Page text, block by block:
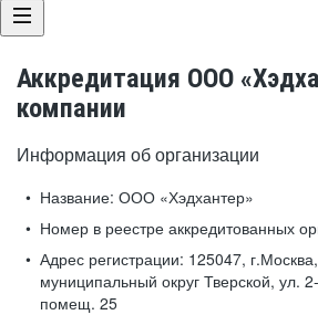
Аккредитация ООО
компании
Информация об организации
Название: ООО «Хэдхантер»
Номер в реестре аккредитованных
Адрес регистрации: 125047,
муниципальный округ Тверской, ул.
помещ. 25